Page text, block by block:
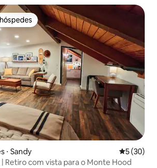
preferidos dos hóspedes
⋅ Sandy 5 de uma
5 (30)
| Retiro com vista para o Monte Hood